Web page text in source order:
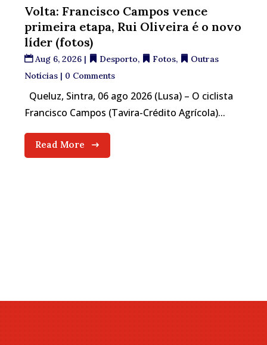
Volta: Francisco Campos vence
primeira etapa, Rui Oliveira é o novo
líder (fotos)
Aug 6, 2026 | Desporto, Fotos,
Outras
Notícias | 0 Comments
Queluz, Sintra, 06 ago 2026 (Lusa) – O ciclista
Francisco Campos (Tavira-Crédito Agrícola)...
Read More